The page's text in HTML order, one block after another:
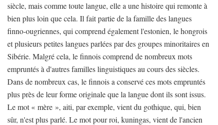
siècle, mais comme toute langue, elle a une histoire qui remonte à
bien plus loin que cela. Il fait partie de la famille des langues
finno-ougriennes, qui comprend également l'estonien, le hongrois
et plusieurs petites langues parlées par des groupes minoritaires en
Sibérie. Malgré cela, le finnois comprend de nombreux mots
empruntés à d'autres familles linguistiques au cours des siècles.
Dans de nombreux cas, le finnois a conservé ces mots empruntés
plus près de leur forme originale que la langue dont ils sont issus.
Le mot « mère », aiti, par exemple, vient du gothique, qui, bien
sûr, n'est plus parlé. Le mot pour roi, kuningas, vient de l'ancien